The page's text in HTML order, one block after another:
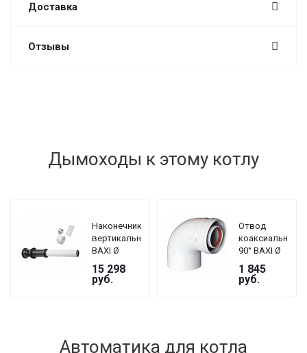
Доставка
Отзывы
Дымоходы к этому котлу
Наконечник
вертикальный
BAXI Ø
60/100 мм
для
коаксиальной
15 298
руб.
Отвод
коаксиальный
90° BAXI Ø
60/100 мм,
без муфты
1 845
руб.
Автоматика для котла